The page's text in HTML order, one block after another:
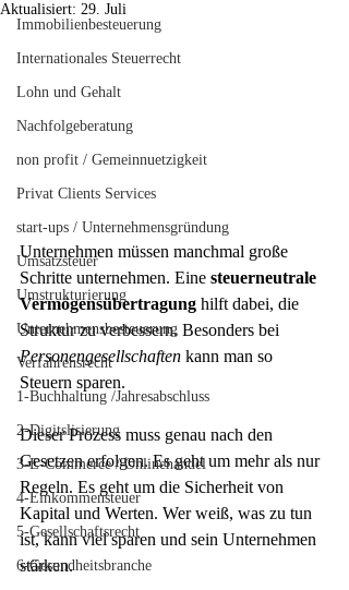
Immobilienbesteuerung
Internationales Steuerrecht
Lohn und Gehalt
Nachfolgeberatung
non profit / Gemeinnuetzigkeit
Privat Clients Services
start-ups / Unternehmensgründung
Umsatzsteuer
Umstrukturierung
Unternehmensbesteuerung
Verfahrensrecht
1-Buchhaltung /Jahresabschluss
2-Digitslisierung
3-E-Commerce / Onlinehandel
4-Einkommensteuer
5-Gesellschaftsrecht
6-Gesundheitsbranche
Aktualisiert: 29. Juli
Unternehmen müssen manchmal große
Schritte unternehmen. Eine steuerneutrale
Vermögensübertragung hilft dabei, die
Struktur zu verbessern. Besonders bei
Personengesellschaften kann man so
Steuern sparen.
Dieser Prozess muss genau nach den
Gesetzen erfolgen. Es geht um mehr als nur
Regeln. Es geht um die Sicherheit von
Kapital und Werten. Wer weiß, was zu tun
ist, kann viel sparen und sein Unternehmen
stärken.